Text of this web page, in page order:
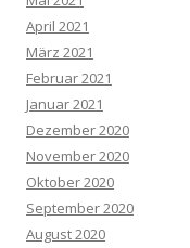
April 2021
März 2021
Februar 2021
Januar 2021
Dezember 2020
November 2020
Oktober 2020
September 2020
August 2020